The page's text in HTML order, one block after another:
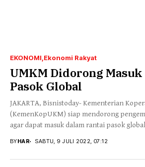
EKONOMI Ekonomi Rakyat
UMKM Didorong Masuk
Pasok Global
JAKARTA, Bisnistoday- Kementerian
(KemenKopUKM) siap mendorong
agar dapat masuk dalam rantai pasok
BYHAR SABTU, 9 JULI 2022, 07:12